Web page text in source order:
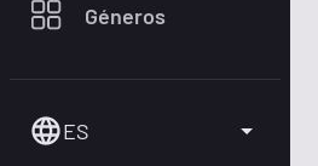
Géneros
ES